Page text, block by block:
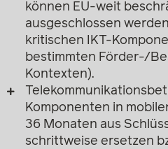
können EU-weit
ausgeschlossen
kritischen IKT-
bestimmten Förder-/
Kontexten).
Komponenten in
36 Monaten aus
schrittweise ersetzen